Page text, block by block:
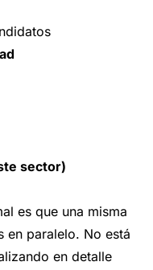
sector)
es que una misma
en paralelo. No está
en detalle